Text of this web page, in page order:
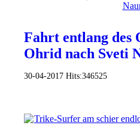
Fahrt entlang des
Ohrid nach Sveti
30-04-2017 Hits:346525